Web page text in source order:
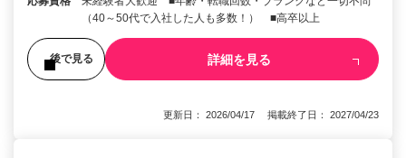
（40～50代で入社した人も多数！） ■高卒以上
後で見る 詳細を見る
更新日： 2026/04/17 掲載終了日： 2027/04/23